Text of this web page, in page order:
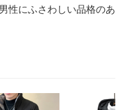
性にふさわしい品格のあ